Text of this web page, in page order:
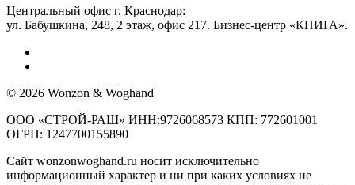
Центральный офис г. Краснодар:
ул. Бабушкина, 248, 2 этаж, офис 217. Бизнес-центр «КНИГА».
© 2026 Wonzon & Woghand
ООО «СТРОЙ-РАШ» ИНН:9726068573 КПП: 772601001
ОГРН: 1247700155890
Сайт wonzonwoghand.ru носит исключительно
информационный характер и ни при каких условиях не